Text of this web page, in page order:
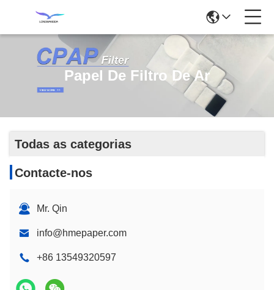
Papel De Filtro De Ar
Todas as categorias
Contacte-nos
Mr. Qin
info@hmepaper.com
+86 13549320597